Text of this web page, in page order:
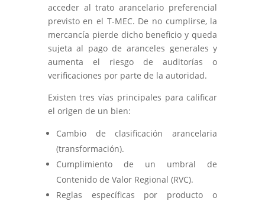
acceder al trato arancelario preferencial
previsto en el T-MEC. De no cumplirse, la
mercancía pierde dicho beneficio y queda
sujeta al pago de aranceles generales y
aumenta el riesgo de auditorías o
verificaciones por parte de la autoridad.
Existen tres vías principales para calificar
el origen de un bien:
Cambio de clasificación arancelaria
(transformación).
Cumplimiento de un umbral de
Contenido de Valor Regional (RVC).
Reglas específicas por producto o